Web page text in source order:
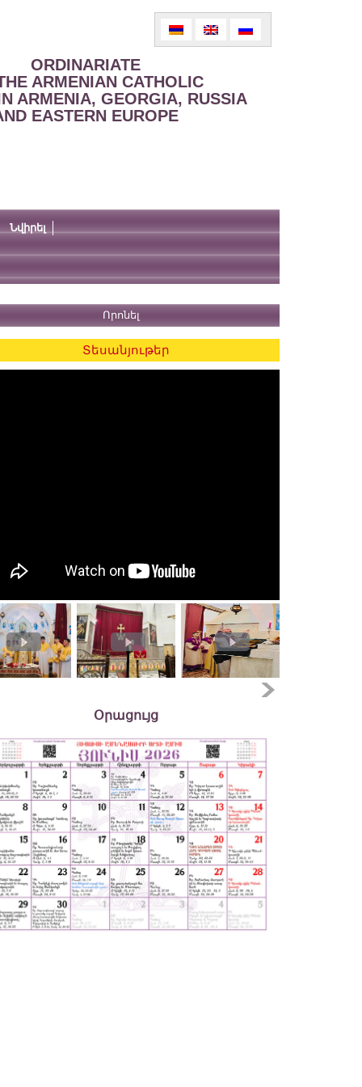
ORDINARIATE
ARMENIAN CATHOLIC
ARMENIA, GEORGIA, RUSSIA
EASTERN EUROPE
Նվիրել
Տեսանյութեր
Օրացույց